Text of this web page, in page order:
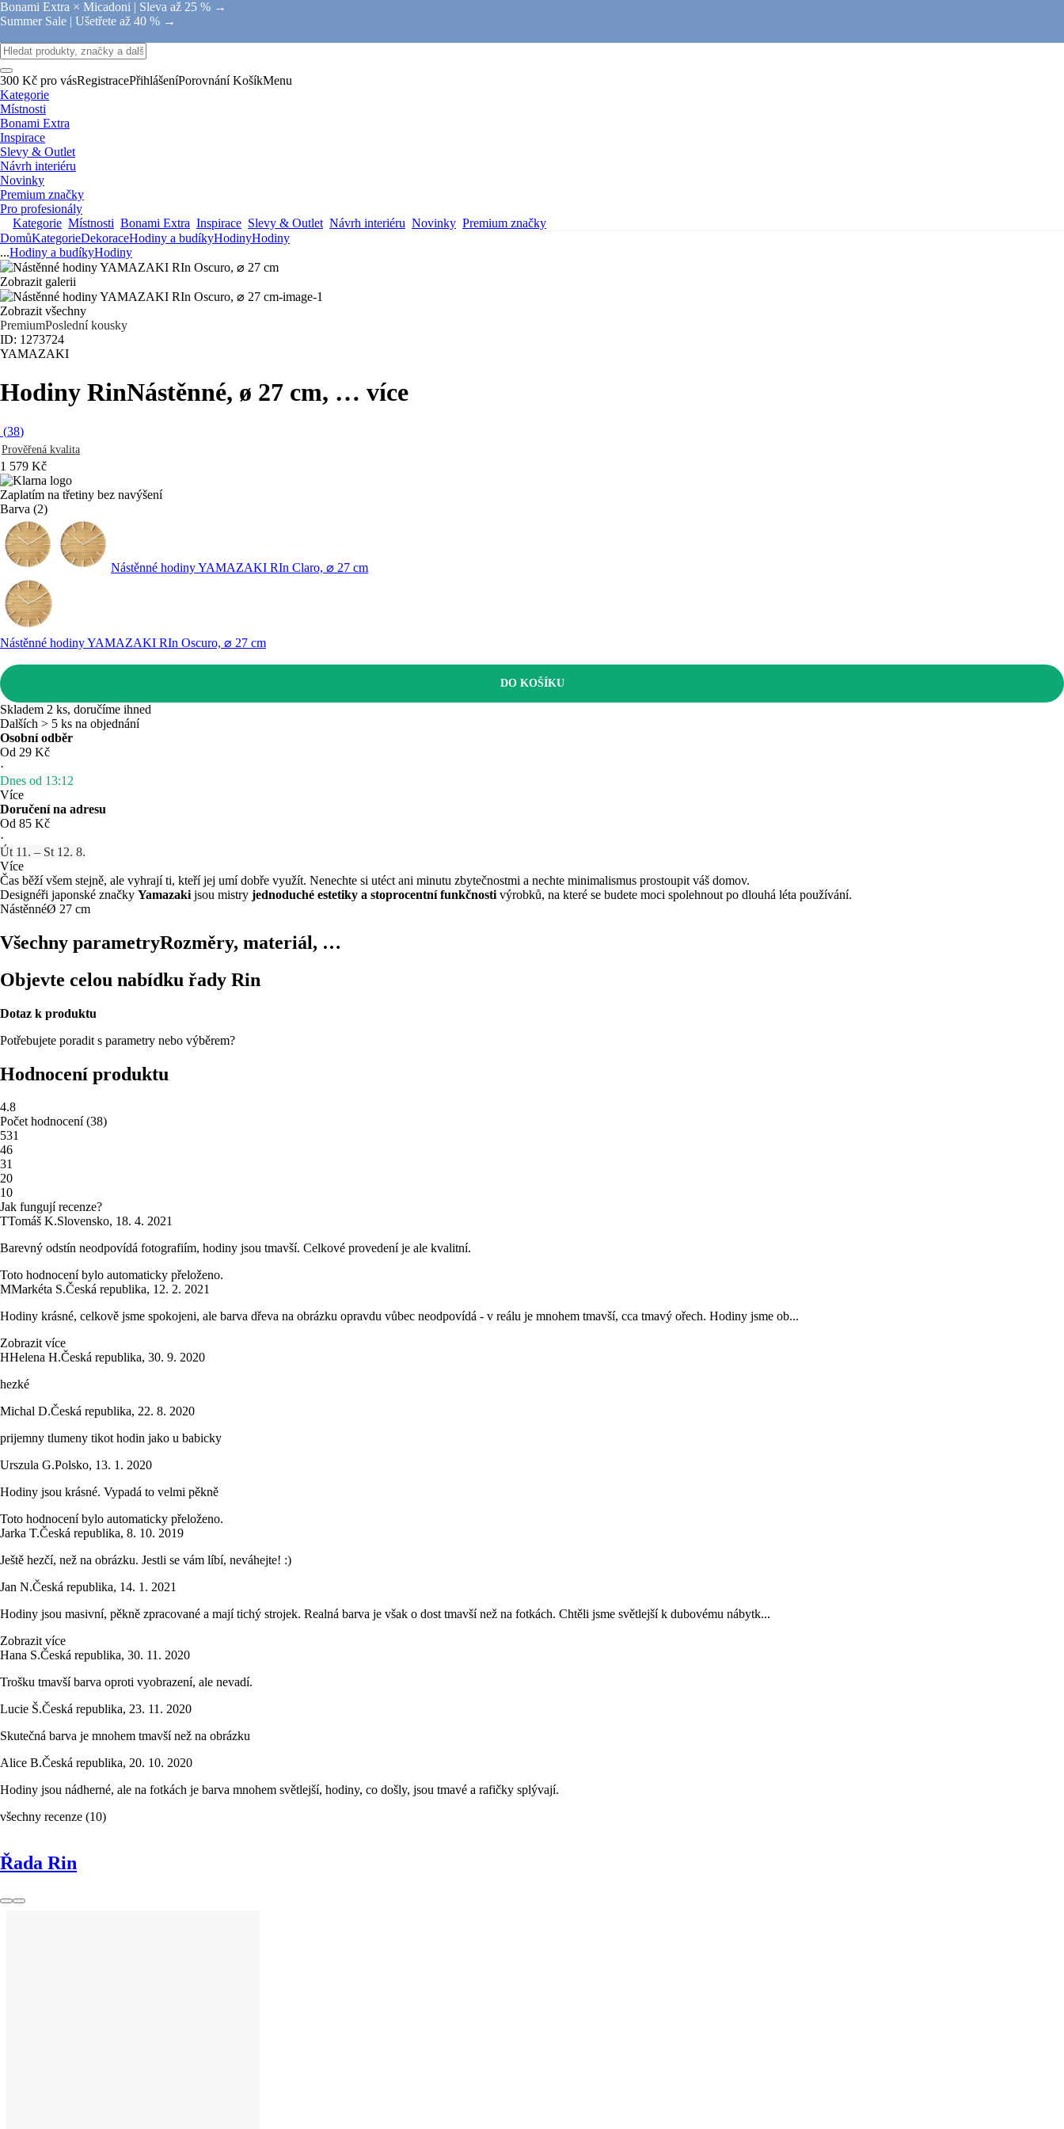
Bonami Extra × Micadoni | Sleva až 25 % →
Summer Sale | Ušetřete až 40 % →
300 Kč pro vásRegistracePřihlášeníPorovnání KošíkMenu
Kategorie
Místnosti
Bonami Extra
Inspirace
Slevy & Outlet
Návrh interiéru
Novinky
Premium značky
Pro profesionály
Kategorie Místnosti Bonami Extra Inspirace Slevy & Outlet Návrh interiéru Novinky Premium značky
DomůKategorieDekoraceHodiny a budíkyHodinyHodiny
...Hodiny a budíkyHodiny
Zobrazit galerii
Zobrazit všechny
PremiumPoslední kousky
ID: 1273724
YAMAZAKI
Hodiny RinNástěnné, ø 27 cm, … více
(38)
Prověřená kvalita
1 579 Kč
Zaplatím na třetiny bez navýšení
Barva (2)
Nástěnné hodiny YAMAZAKI RIn Claro, ⌀ 27 cm
Nástěnné hodiny YAMAZAKI RIn Oscuro, ⌀ 27 cm
DO KOŠÍKU
Skladem 2 ks, doručíme ihned
Dalších > 5 ks na objednání
Osobní odběr
Od 29 Kč
·
Dnes od 13:12
Více
Doručení na adresu
Od 85 Kč
·
Út 11. – St 12. 8.
Více
Čas běží všem stejně, ale vyhrají ti, kteří jej umí dobře využít. Nenechte si utéct ani minutu zbytečnostmi a nechte minimalismus prostoupit váš domov.
Designéři japonské značky Yamazaki jsou mistry jednoduché estetiky a stoprocentní funkčnosti výrobků, na které se budete moci spolehnout po dlouhá léta používání.
NástěnnéØ 27 cm
Všechny parametryRozměry, materiál, …
Objevte celou nabídku řady Rin
Dotaz k produktu
Potřebujete poradit s parametry nebo výběrem?
Hodnocení produktu
4.8
Počet hodnocení(38)
531
46
31
20
10
Jak fungují recenze?
TTomáš K.Slovensko, 18. 4. 2021
Barevný odstín neodpovídá fotografiím, hodiny jsou tmavší. Celkové provedení je ale kvalitní.
Toto hodnocení bylo automaticky přeloženo.
MMarkéta S.Česká republika, 12. 2. 2021
Hodiny krásné, celkově jsme spokojeni, ale barva dřeva na obrázku opravdu vůbec neodpovídá - v reálu je mnohem tmavší, cca tmavý ořech. Hodiny jsme ob...
Zobrazit více
HHelena H.Česká republika, 30. 9. 2020
hezké
Michal D.Česká republika, 22. 8. 2020
prijemny tlumeny tikot hodin jako u babicky
Urszula G.Polsko, 13. 1. 2020
Hodiny jsou krásné. Vypadá to velmi pěkně
Toto hodnocení bylo automaticky přeloženo.
Jarka T.Česká republika, 8. 10. 2019
Ještě hezčí, než na obrázku. Jestli se vám líbí, neváhejte! :)
Jan N.Česká republika, 14. 1. 2021
Hodiny jsou masivní, pěkně zpracované a mají tichý strojek. Realná barva je však o dost tmavší než na fotkách. Chtěli jsme světlejší k dubovému nábytk...
Zobrazit více
Hana S.Česká republika, 30. 11. 2020
Trošku tmavší barva oproti vyobrazení, ale nevadí.
Lucie Š.Česká republika, 23. 11. 2020
Skutečná barva je mnohem tmavší než na obrázku
Alice B.Česká republika, 20. 10. 2020
Hodiny jsou nádherné, ale na fotkách je barva mnohem světlejší, hodiny, co došly, jsou tmavé a rafičky splývají.
všechny recenze (10)
Řada Rin